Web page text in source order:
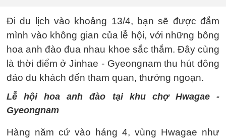
Đi du lịch vào khoảng 13/4, bạn sẽ được đắm
mình vào không gian của lễ hội, với những bông
hoa anh đào đua nhau khoe sắc thắm. Đây cùng
là thời điểm ở Jinhae - Gyeongnam thu hút đông
đảo du khách đến tham quan, thưởng ngoạn.
Lễ hội hoa anh đào tại khu chợ Hwagae -
Gyeongnam
Hàng năm cứ vào háng 4, vùng Hwagae như